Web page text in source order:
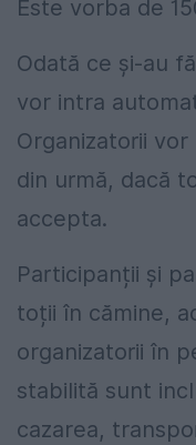
Este vorba de
Odată ce și-au
vor intra
Organizatorii
din urmă, dacă
accepta.
Participanții și
toții în cămine,
organizatorii în
stabilită sunt
cazarea,